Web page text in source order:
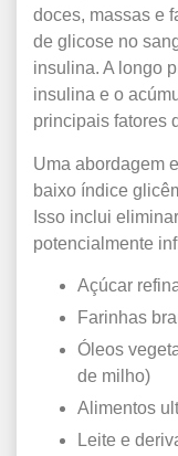
doces, massas e
de glicose no
insulina. A longo
insulina e o
principais fatores
Uma abordagem
baixo índice
Isso inclui
potencialmente
Açúcar
Farinhas
Óleos
de milho)
Alimentos
Leite e